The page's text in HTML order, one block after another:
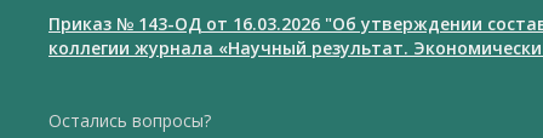
Приказ № 143-ОД от 16.03.2026 "Об утверждении
коллегии журнала «Научный результат.
Остались вопросы?